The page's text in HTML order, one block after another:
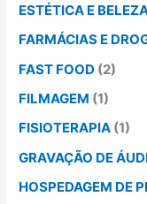
ESTÉTICA E
FARMÁCIAS E
FAST FOOD (2)
FILMAGEM (1)
FISIOTERAPIA (1)
GRAVAÇÃO DE
HOSPEDAGEM DE